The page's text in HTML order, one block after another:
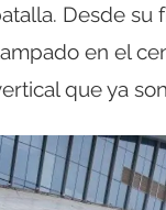
Desde
en el
que ya